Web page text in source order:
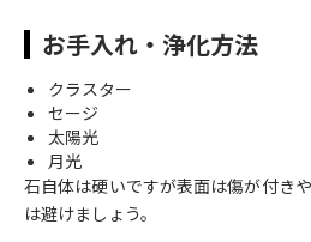
お手入れ・浄化方法
クラスター
セージ
太陽光
月光
石自体は硬いですが表面は傷が付き
は避けましょう。